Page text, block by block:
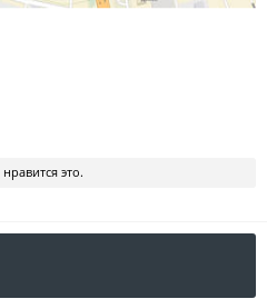
нравится это.